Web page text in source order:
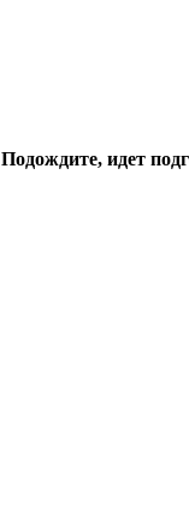
Подождите, идет